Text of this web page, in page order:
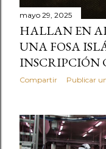
mayo 29, 2025
HALLAN EN
UNA FOSA
INSCRIPCIÓN
Compartir Publicar